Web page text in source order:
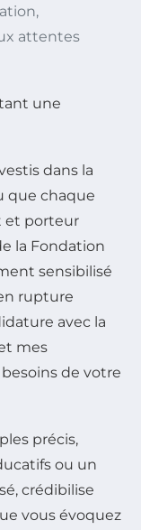
attentes
une
dans la
que chaque
et porteur
la Fondation
sensibilisé
rupture
avec la
mes
de votre
précis,
ou un
crédibilise
vous évoquez